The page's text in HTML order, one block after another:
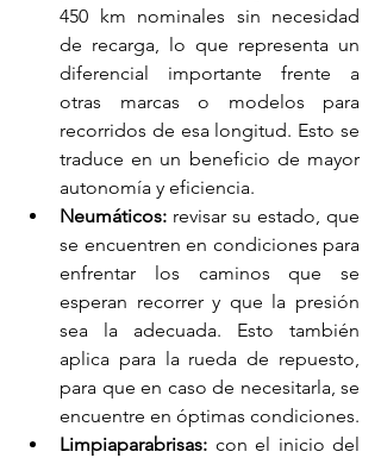
450 km nominales sin necesidad
de recarga, lo que representa un
diferencial importante frente a
otras marcas o modelos para
recorridos de esa longitud. Esto se
traduce en un beneficio de mayor
autonomía y eficiencia.
Neumáticos: revisar su estado, que
se encuentren en condiciones para
enfrentar los caminos que se
esperan recorrer y que la presión
sea la adecuada. Esto también
aplica para la rueda de repuesto,
para que en caso de necesitarla, se
encuentre en óptimas condiciones.
Limpiaparabrisas: con el inicio del